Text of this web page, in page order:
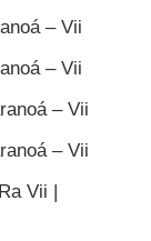
– Vii
– Vii
– Vii
– Vii
Vii |